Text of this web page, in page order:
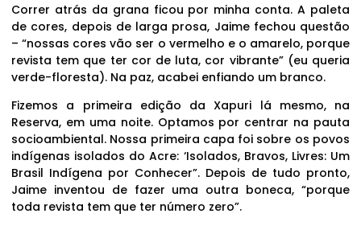
Correr atrás da grana ficou por minha conta. A paleta
de cores, depois de larga prosa, Jaime fechou questão
– “nossas cores vão ser o vermelho e o amarelo, porque
revista tem que ter cor de luta, cor vibrante” (eu queria
verde-floresta). Na paz, acabei enfiando um branco.
Fizemos a primeira edição da Xapuri lá mesmo, na
Reserva, em uma noite. Optamos por centrar na pauta
socioambiental. Nossa primeira capa foi sobre os povos
indígenas isolados do Acre: ‘Isolados, Bravos, Livres: Um
Brasil Indígena por Conhecer”. Depois de tudo pronto,
Jaime inventou de fazer uma outra boneca, “porque
toda revista tem que ter número zero”.